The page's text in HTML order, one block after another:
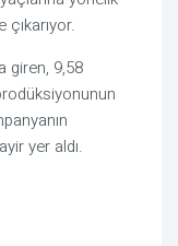
giren, 9,58
yer aldı.